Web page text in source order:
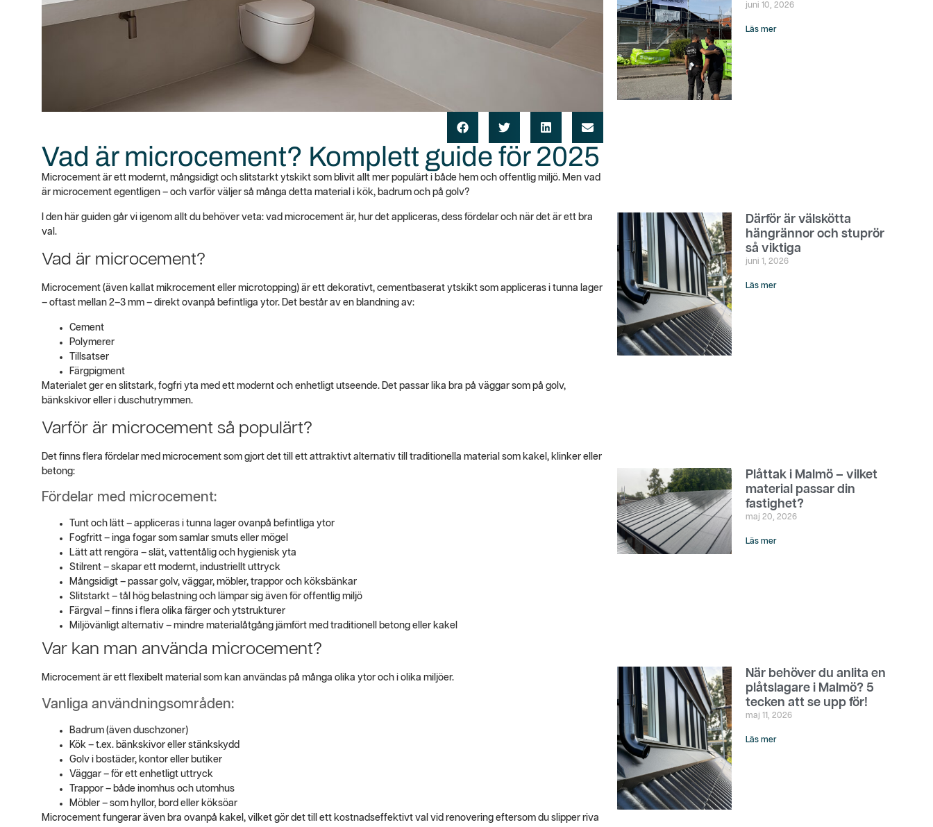
juni 10, 2026
Läs mer
Därför är välskötta
hängrännor och stuprör
så viktiga
juni 1, 2026
Läs mer
Plåttak i Malmö – vilket
material passar din
fastighet?
maj 20, 2026
Läs mer
När behöver du anlita en
plåtslagare i Malmö? 5
tecken att se upp för!
maj 11, 2026
Läs mer
Vad är microcement? Komplett guide för 2025
Microcement är ett modernt, mångsidigt och slitstarkt ytskikt som blivit allt mer populärt i både hem och offentlig miljö. Men vad
är microcement egentligen – och varför väljer så många detta material i kök, badrum och på golv?
I den här guiden går vi igenom allt du behöver veta: vad microcement är, hur det appliceras, dess fördelar och när det är ett bra
val.
Vad är microcement?
Microcement (även kallat mikrocement eller microtopping) är ett dekorativt, cementbaserat ytskikt som appliceras i tunna lager
– oftast mellan 2–3 mm – direkt ovanpå befintliga ytor. Det består av en blandning av:
Cement
Polymerer
Tillsatser
Färgpigment
Materialet ger en slitstark, fogfri yta med ett modernt och enhetligt utseende. Det passar lika bra på väggar som på golv,
bänkskivor eller i duschutrymmen.
Varför är microcement så populärt?
Det finns flera fördelar med microcement som gjort det till ett attraktivt alternativ till traditionella material som kakel, klinker eller
betong:
Fördelar med microcement:
Tunt och lätt – appliceras i tunna lager ovanpå befintliga ytor
Fogfritt – inga fogar som samlar smuts eller mögel
Lätt att rengöra – slät, vattentålig och hygienisk yta
Stilrent – skapar ett modernt, industriellt uttryck
Mångsidigt – passar golv, väggar, möbler, trappor och köksbänkar
Slitstarkt – tål hög belastning och lämpar sig även för offentlig miljö
Färgval – finns i flera olika färger och ytstrukturer
Miljövänligt alternativ – mindre materialåtgång jämfört med traditionell betong eller kakel
Var kan man använda microcement?
Microcement är ett flexibelt material som kan användas på många olika ytor och i olika miljöer.
Vanliga användningsområden:
Badrum (även duschzoner)
Kök – t.ex. bänkskivor eller stänkskydd
Golv i bostäder, kontor eller butiker
Väggar – för ett enhetligt uttryck
Trappor – både inomhus och utomhus
Möbler – som hyllor, bord eller köksöar
Microcement fungerar även bra ovanpå kakel, vilket gör det till ett kostnadseffektivt val vid renovering eftersom du slipper riva